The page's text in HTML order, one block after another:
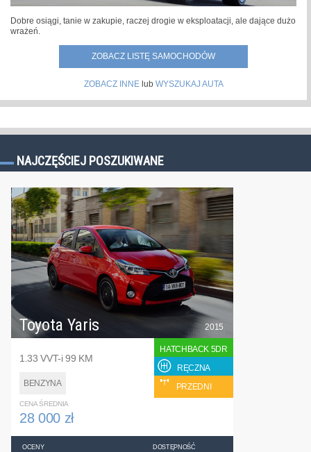
Dobre osiągi, tanie w zakupie, raczej drogie w eksploatacji, ale dające dużo
wrażeń.
ZOBACZ LISTĘ SAMOCHODÓW
ZOBACZ INNElub WYSZUKAJ AUTA
NAJCZĘŚCIEJ POSZUKIWANE
Toyota Yaris
1.33 VVT-i 99 KM
BENZYNA
2015
HATCHBACK 5DR
RĘCZNA
PRZEDNI
CENA ŚREDNIA
28 000 zł
OCENY DOSTĘPNOŚĆ